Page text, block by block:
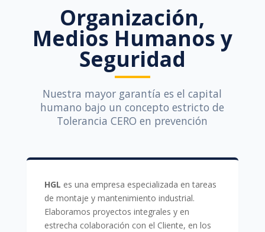
Organización,
Medios Humanos y
Seguridad
Nuestra mayor garantía es el capital
humano bajo un concepto estricto de
Tolerancia CERO en prevención
HGL es una empresa especializada en tareas
de montaje y mantenimiento industrial.
Elaboramos proyectos integrales y en
estrecha colaboración con el Cliente, en los